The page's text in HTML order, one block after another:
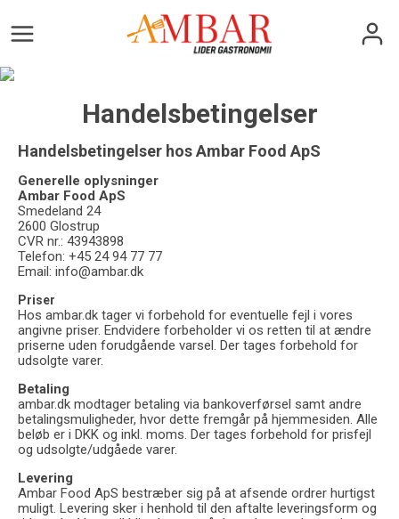
Handelsbetingelser
Handelsbetingelser hos Ambar Food ApS
Generelle oplysninger
Ambar Food ApS
Smedeland 24
2600 Glostrup
CVR nr.: 43943898
Telefon: +45 24 94 77 77
Email: info@ambar.dk
Priser
Hos ambar.dk tager vi forbehold for eventuelle fejl i vores
angivne priser. Endvidere forbeholder vi os retten til at ændre
priserne uden forudgående varsel. Der tages forbehold for
udsolgte varer.
Betaling
ambar.dk modtager betaling via bankoverførsel samt andre
betalingsmuligheder, hvor dette fremgår på hjemmesiden. Alle
beløb er i DKK og inkl. moms. Der tages forbehold for prisfejl
og udsolgte/udgåede varer.
Levering
Ambar Food ApS bestræber sig på at afsende ordrer hurtigst
muligt. Levering sker i henhold til den aftalte leveringsform og